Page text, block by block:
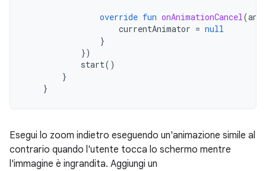
override fun onAnimationCancel(
currentAnimator = null
}
})
start()
}
}
Esegui lo zoom indietro eseguendo un'animazione simile al
contrario quando l'utente tocca lo schermo mentre
l'immagine è ingrandita. Aggiungi un